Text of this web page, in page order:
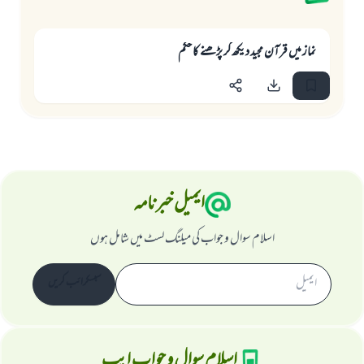
نماز ميں قرآن مجيد ديكھ كر پڑھنے كا حكم
ایمیل خبرنامہ
اسلام سوال و جواب کی میلنگ لسٹ میں شامل ہوں